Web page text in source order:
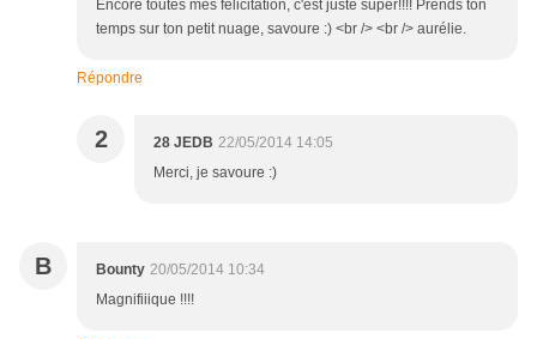
Encore toutes mes félicitation, c'est juste super!!!! Prends ton
temps sur ton petit nuage, savoure :) <br /> <br /> aurélie.
Répondre
2 28 JEDB 22/05/2014 14:05
Merci, je savoure :)
B Bounty 20/05/2014 10:34
Magnifiiique !!!!